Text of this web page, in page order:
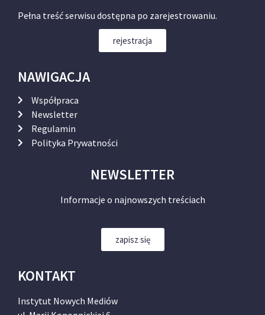
Pełna treść serwisu dostępna po zarejestrowaniu.
rejestracja
NAWIGACJA
Współpraca
Newsletter
Regulamin
Polityka Prywatności
NEWSLETTER
Informacje o najnowszych treściach
zapisz się
KONTAKT
Instytut Nowych Mediów